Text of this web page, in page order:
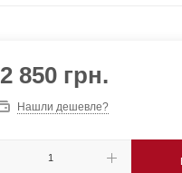
2 850 грн.
Нашли дешевле?